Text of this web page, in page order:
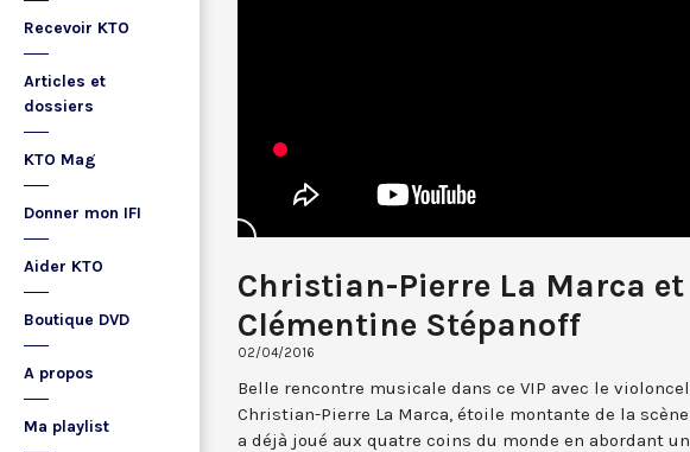
Recevoir KTO
Articles et
dossiers
KTO Mag
Donner mon IFI
Aider KTO
Boutique DVD
A propos
Ma playlist
Christian-Pierre La Marca et
Clémentine Stépanoff
02/04/2016
Belle rencontre musicale dans ce VIP avec le
Christian-Pierre La Marca, étoile montante de la
a déjà joué aux quatre coins du monde en abordant